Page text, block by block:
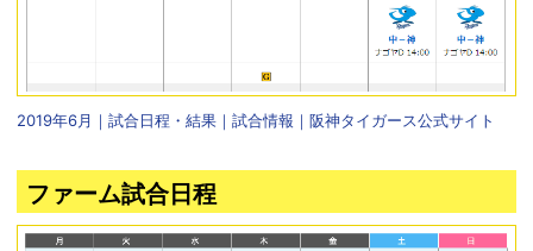
2019年6月｜試合日程・結果｜試合情報｜阪神タイガース公式サイト
ファーム試合日程